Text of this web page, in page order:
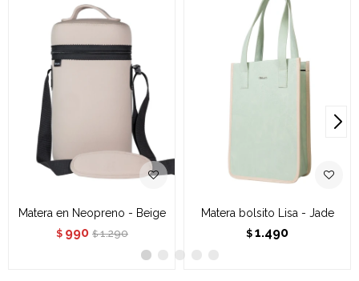
Matera en Neopreno - Beige
$ 990 $ 1.290
Matera bolsito Lisa - Jade
$ 1.490